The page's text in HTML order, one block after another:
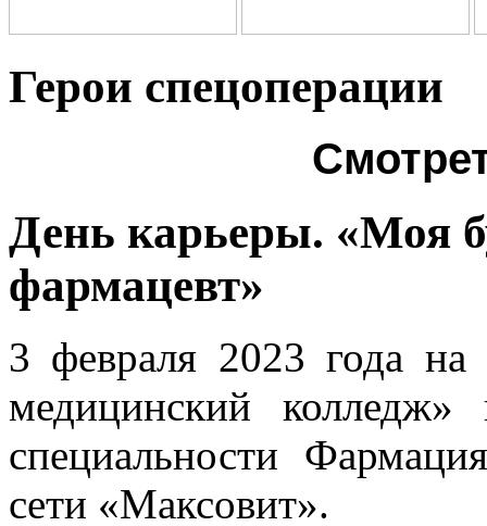
Герои спецоперации
День карьеры. «Моя
фармацевт»
3 февраля 2023 года
медицинский колледж»
специальности
сети «Максовит».